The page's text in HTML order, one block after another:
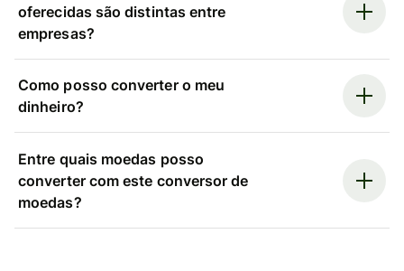
oferecidas são distintas entre
empresas?
Como posso converter o meu
dinheiro?
Entre quais moedas posso
converter com este conversor de
moedas?